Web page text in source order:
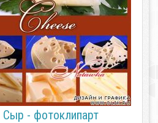
Сыр - фотоклипарт